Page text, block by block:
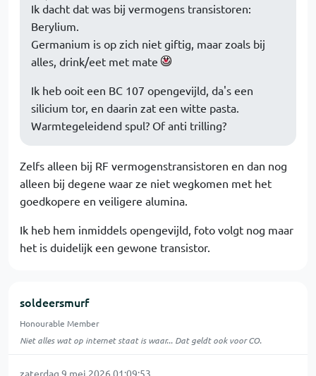
Ik dacht dat was bij vermogens transistoren:
Berylium.
Germanium is op zich niet giftig, maar zoals bij
alles, drink/eet met mate
Ik heb ooit een BC 107 opengevijld, da's een
silicium tor, en daarin zat een witte pasta.
Warmtegeleidend spul? Of anti trilling?
Zelfs alleen bij RF vermogenstransistoren en dan nog
alleen bij degene waar ze niet wegkomen met het
goedkopere en veiligere alumina.
Ik heb hem inmiddels opengevijld, foto volgt nog maar
het is duidelijk een gewone transistor.
soldeersmurf
Honourable Member
Niet alles wat op internet staat is waar... Dat geldt ook voor CO.
zaterdag 9 mei 2026 01:09:53